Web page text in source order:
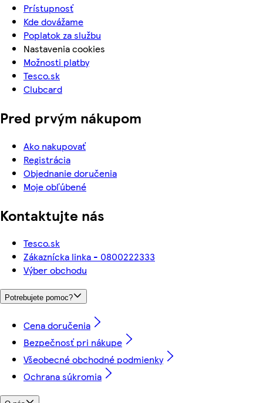
Prístupnosť
Kde dovážame
Poplatok za službu
Nastavenia cookies
Možnosti platby
Tesco.sk
Clubcard
Pred prvým nákupom
Ako nakupovať
Registrácia
Objednanie doručenia
Moje obľúbené
Kontaktujte nás
Tesco.sk
Zákaznícka linka - 0800222333
Výber obchodu
Potrebujete pomoc?
Cena doručenia
Bezpečnosť pri nákupe
Všeobecné obchodné podmienky
Ochrana súkromia